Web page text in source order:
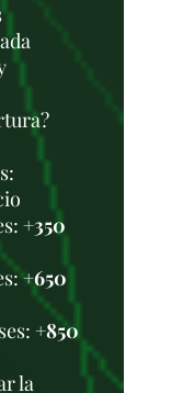
+350
+650
+850
la